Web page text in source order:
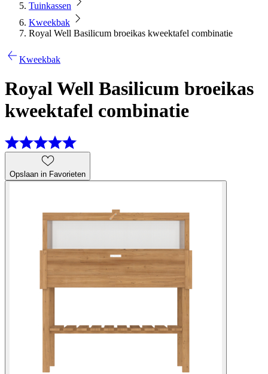
Tuinkassen
Kweekbak
Royal Well Basilicum broeikas kweektafel combinatie
Kweekbak
Royal Well Basilicum broeikas
kweektafel combinatie
Opslaan in Favorieten